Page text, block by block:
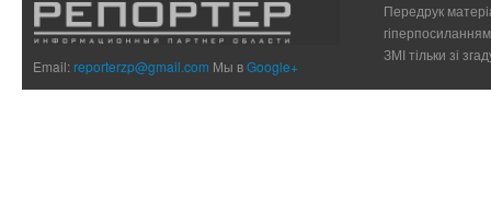
Email:reporterzp@gmail.com Мы вGoogle+
Передрук
ЗМІ тільки зі